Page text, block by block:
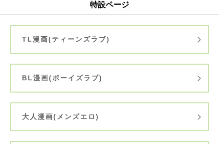
特設ページ
TL漫画(ティーンズラブ)
BL漫画(ボーイズラブ)
大人漫画(メンズエロ)